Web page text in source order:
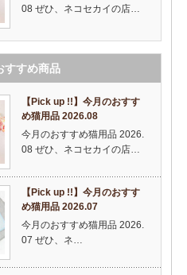
08 ぜひ、ネコセカイの店…
すすめ商品
【Pick up !!】今月のおすす
め猫用品 2026.08
今月のおすすめ猫用品 2026.
08 ぜひ、ネコセカイの店…
【Pick up !!】今月のおすす
め猫用品 2026.07
今月のおすすめ猫用品 2026.
07 ぜひ、ネ…